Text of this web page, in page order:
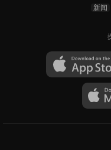
新闻